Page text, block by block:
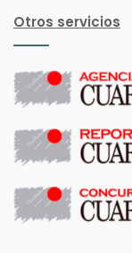
Otros servicios